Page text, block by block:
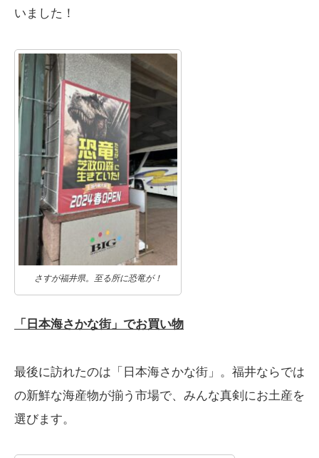
いました！
さすが福井県。至る所に恐竜が！
「日本海さかな街」でお買い物
最後に訪れたのは「日本海さかな街」。福井ならでは
の新鮮な海産物が揃う市場で、みんな真剣にお土産を
選びます。